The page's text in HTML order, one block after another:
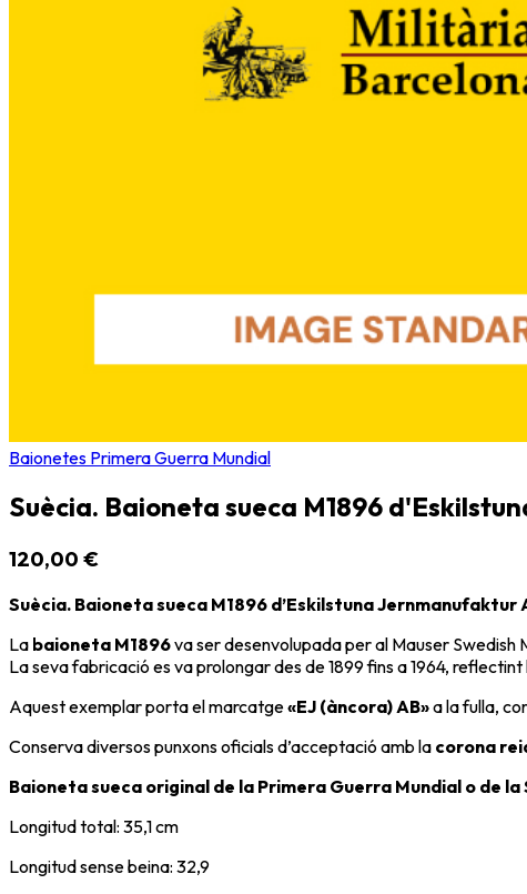
Baionetes Primera Guerra Mundial
Suècia. Baioneta sueca M1896
120,00 €
Suècia. Baioneta sueca M1896 d’Eskilstuna Jernmanufaktur
La baioneta M1896va ser desenvolupada per al Mauser Swedish
La seva fabricació es va prolongar des de 1899 fins a 1964,
Aquest exemplar porta el marcatge«EJ (àncora) AB»a la fulla,
Conserva diversos punxons oficials d’acceptació amb la corona
Baioneta sueca original de la Primera Guerra Mundial o de
Longitud total: 35,1 cm
Longitud sense beina: 32,9